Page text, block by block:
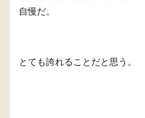
自慢だ。
とても誇れることだと思う。